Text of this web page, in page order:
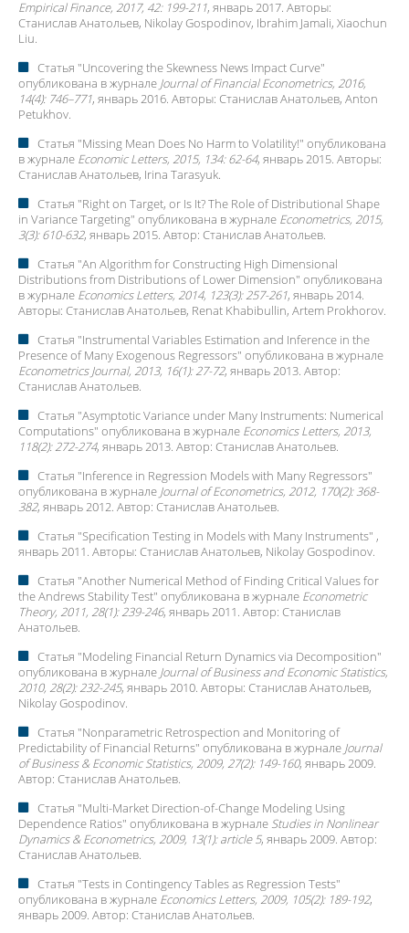
Empirical Finance, 2017, 42: 199-211, январь 2017. Авторы:
Станислав Анатольев, Nikolay Gospodinov, Ibrahim Jamali, Xiaochun
Liu.
Статья "Uncovering the Skewness News Impact Curve"
опубликована в журнале Journal of Financial Econometrics, 2016,
14(4): 746–771, январь 2016. Авторы: Станислав Анатольев, Anton
Petukhov.
Статья "Missing Mean Does No Harm to Volatility!" опубликована
в журнале Economic Letters, 2015, 134: 62-64, январь 2015. Авторы:
Станислав Анатольев, Irina Tarasyuk.
Статья "Right on Target, or Is It? The Role of Distributional Shape
in Variance Targeting" опубликована в журнале Econometrics, 2015,
3(3): 610-632, январь 2015. Автор: Станислав Анатольев.
Статья "An Algorithm for Constructing High Dimensional
Distributions from Distributions of Lower Dimension" опубликована
в журнале Economics Letters, 2014, 123(3): 257-261, январь 2014.
Авторы: Станислав Анатольев, Renat Khabibullin, Artem Prokhorov.
Статья "Instrumental Variables Estimation and Inference in the
Presence of Many Exogenous Regressors" опубликована в журнале
Econometrics Journal, 2013, 16(1): 27-72, январь 2013. Автор:
Станислав Анатольев.
Статья "Asymptotic Variance under Many Instruments: Numerical
Computations" опубликована в журнале Economics Letters, 2013,
118(2): 272-274, январь 2013. Автор: Станислав Анатольев.
Статья "Inference in Regression Models with Many Regressors"
опубликована в журнале Journal of Econometrics, 2012, 170(2): 368-
382, январь 2012. Автор: Станислав Анатольев.
Статья "Specification Testing in Models with Many Instruments" ,
январь 2011. Авторы: Станислав Анатольев, Nikolay Gospodinov.
Статья "Another Numerical Method of Finding Critical Values for
the Andrews Stability Test" опубликована в журнале Econometric
Theory, 2011, 28(1): 239-246, январь 2011. Автор: Станислав
Анатольев.
Статья "Modeling Financial Return Dynamics via Decomposition"
опубликована в журнале Journal of Business and Economic Statistics,
2010, 28(2): 232-245, январь 2010. Авторы: Станислав Анатольев,
Nikolay Gospodinov.
Статья "Nonparametric Retrospection and Monitoring of
Predictability of Financial Returns" опубликована в журнале Journal
of Business & Economic Statistics, 2009, 27(2): 149-160, январь 2009.
Автор: Станислав Анатольев.
Статья "Multi-Market Direction-of-Change Modeling Using
Dependence Ratios" опубликована в журнале Studies in Nonlinear
Dynamics & Econometrics, 2009, 13(1): article 5, январь 2009. Автор:
Станислав Анатольев.
Статья "Tests in Contingency Tables as Regression Tests"
опубликована в журнале Economics Letters, 2009, 105(2): 189-192,
январь 2009. Автор: Станислав Анатольев.